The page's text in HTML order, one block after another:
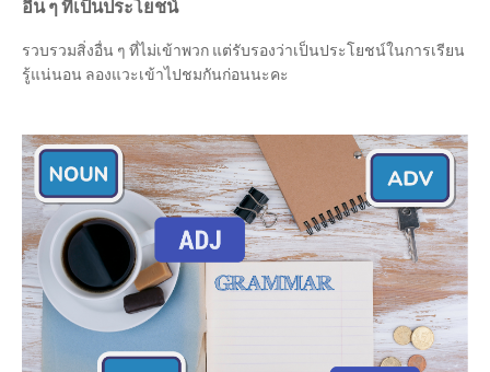
อื่น ๆ ที่เป็นประโยชน์
รวบรวมสิ่งอื่น ๆ ที่ไม่เข้าพวก แต่รับรองว่าเป็นประโยชน์ในการเรียน
รู้แน่นอน ลองแวะเข้าไปชมกันก่อนนะคะ